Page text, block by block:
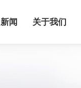
新闻 关于我们